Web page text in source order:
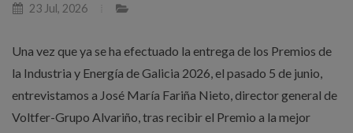
23 Jul, 2026
Una vez que ya se ha efectuado la entrega de los Premios de
la Industria y Energía de Galicia 2026, el pasado 5 de junio,
entrevistamos a José María Fariña Nieto, director general de
Voltfer-Grupo Alvariño, tras recibir el Premio a la mejor